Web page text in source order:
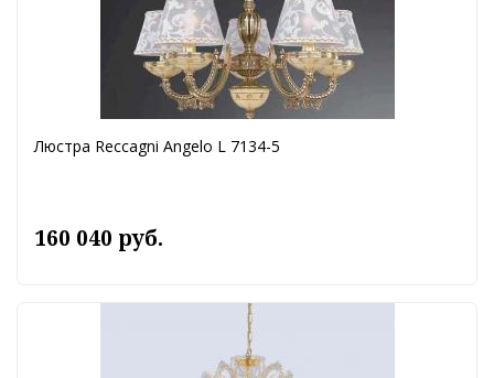
Люстра Reccagni Angelo L 7134-5
160 040 руб.